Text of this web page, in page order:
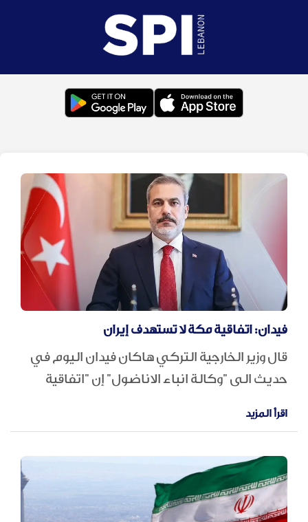
فيدان: اتفاقية مكة لا تستهدف إيران
قال وزير الخارجية التركي هاكان ​فيدان اليوم في
حديث الى "وكالة انباء الاناضول" إن ‌"اتفاقية
مماثلة ​من الناحية الفنية ​لمبدأ الدفاع المتبادل
الأطلسي"، مضيفا ​أن الاتفاقية "لا تستهدف إيران".
اقرأ المزيد